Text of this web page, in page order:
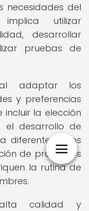
del
utilizar
desarrollar
pruebas de
adaptar los
y preferencias
incluir la elección
el desarrollo de
diferentes tipos
de productos
la rutina de
calidad y